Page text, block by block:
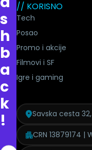
s
h
b
a
c
k
!
// KORISNO
Tech
Posao
Promo i akcije
Filmovi i SF
Igre i gaming
Savska cesta
CRN 13879174 |